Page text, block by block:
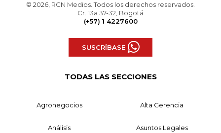
© 2026, RCN Medios. Todos los derechos reservados.
Cr. 13a 37-32, Bogotá
(+57) 1 4227600
SUSCRÍBASE
TODAS LAS SECCIONES
Agronegocios Alta Gerencia
Análisis Asuntos Legales